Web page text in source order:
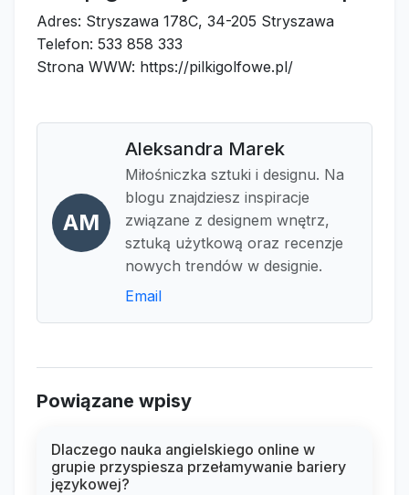
Adres: Stryszawa 178C, 34-205 Stryszawa
Telefon: 533 858 333
Strona WWW: https://pilkigolfowe.pl/
AM
Aleksandra Marek
Miłośniczka sztuki i designu. Na
blogu znajdziesz inspiracje
związane z designem wnętrz,
sztuką użytkową oraz recenzje
nowych trendów w designie.
Email
Powiązane wpisy
Dlaczego nauka angielskiego online w
grupie przyspiesza przełamywanie bariery
językowej?